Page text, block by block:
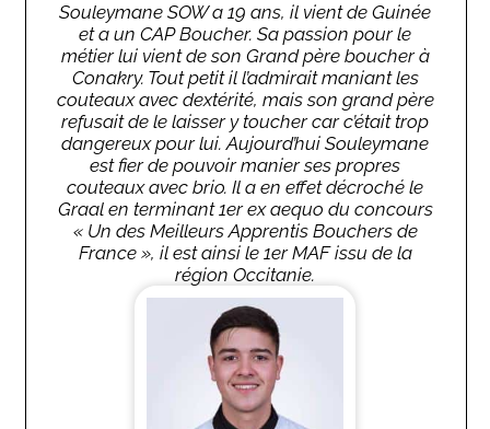
Souleymane SOW a 19 ans, il vient de Guinée
et a un CAP Boucher. Sa passion pour le
métier lui vient de son Grand père boucher à
Conakry. Tout petit il l’admirait maniant les
couteaux avec dextérité, mais son grand père
refusait de le laisser y toucher car c’était trop
dangereux pour lui. Aujourd’hui Souleymane
est fier de pouvoir manier ses propres
couteaux avec brio. Il a en effet décroché le
Graal en terminant 1er ex aequo du concours
« Un des Meilleurs Apprentis Bouchers de
France », il est ainsi le 1er MAF issu de la
région Occitanie.